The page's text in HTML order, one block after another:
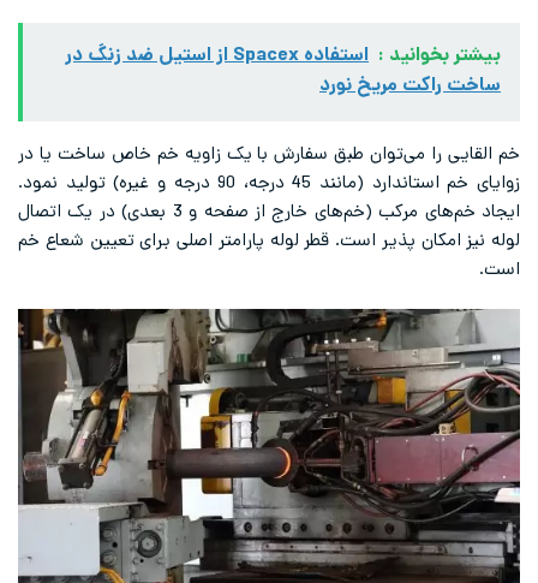
بیشتر بخوانید :
استفاده Spacex از استیل ضد زنگ در
ساخت راکت مریخ نورد
خم القایی را می‌توان طبق سفارش با یک زاویه خم خاص ساخت یا در
زوایای خم استاندارد (مانند 45 درجه، 90 درجه و غیره) تولید نمود.
ایجاد خم‌های مرکب (خم‌های خارج از صفحه و 3 بعدی) در یک اتصال
لوله نیز امکان پذیر است. قطر لوله پارامتر اصلی برای تعیین شعاع خم
است.